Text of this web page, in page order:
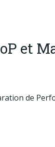
et
de